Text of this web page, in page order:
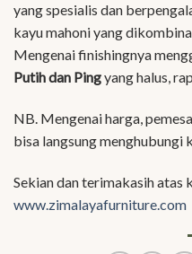
yang spesialis dan
kayu mahoni yang
Mengenai finishingnya
Putih dan Pingyang halus,
NB. Mengenai harga,
bisa langsung menghubungi
Sekian dan terimakasih atas
www.zimalayafurniture.com